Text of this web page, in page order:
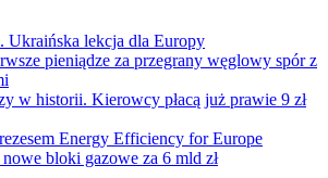
Ukraińska lekcja dla Europy
pieniądze za przegrany węglowy spór z
w historii. Kierowcy płacą już prawie 9 zł
Energy Efficiency for Europe
bloki gazowe za 6 mld zł